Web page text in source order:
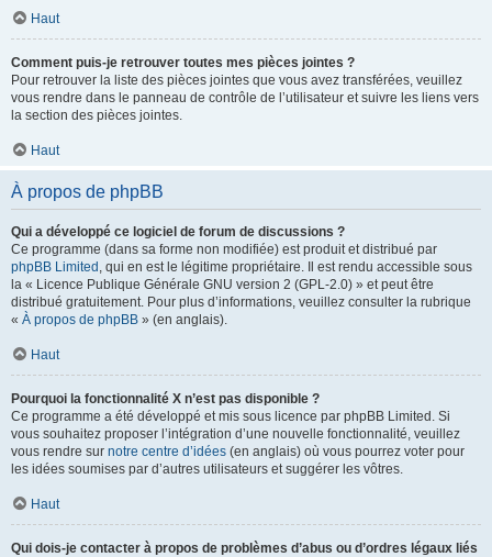
Haut
Comment puis-je retrouver toutes mes pièces jointes ?
Pour retrouver la liste des pièces jointes que vous avez transférées, veuillez
vous rendre dans le panneau de contrôle de l’utilisateur et suivre les liens vers
la section des pièces jointes.
Haut
À propos de phpBB
Qui a développé ce logiciel de forum de discussions ?
Ce programme (dans sa forme non modifiée) est produit et distribué par
phpBB Limited , qui en est le légitime propriétaire. Il est rendu accessible sous
la « Licence Publique Générale GNU version 2 (GPL-2.0) » et peut être
distribué gratuitement. Pour plus d’informations, veuillez consulter la rubrique
« À propos de phpBB » (en anglais).
Haut
Pourquoi la fonctionnalité X n’est pas disponible ?
Ce programme a été développé et mis sous licence par phpBB Limited. Si
vous souhaitez proposer l’intégration d’une nouvelle fonctionnalité, veuillez
vous rendre sur notre centre d’idées (en anglais) où vous pourrez voter pour
les idées soumises par d’autres utilisateurs et suggérer les vôtres.
Haut
Qui dois-je contacter à propos de problèmes d’abus ou d’ordres légaux liés